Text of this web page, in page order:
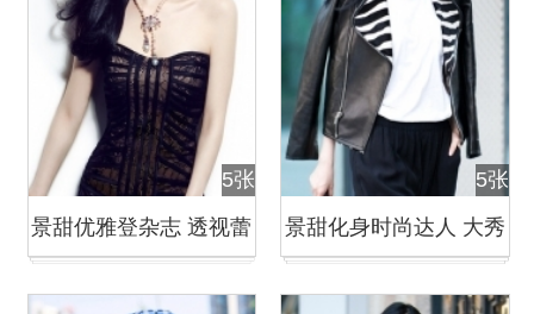
5张
景甜优雅登杂志 透视蕾
5张
景甜化身时尚达人 大秀